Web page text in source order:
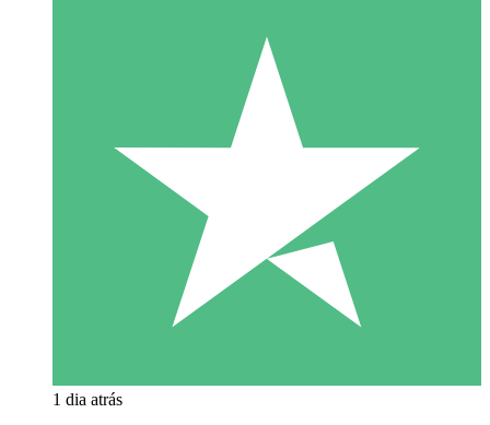
1 dia atrás